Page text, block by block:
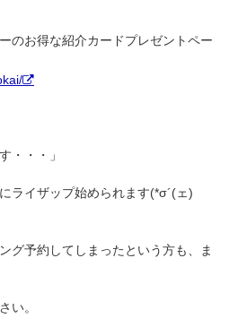
のお得な紹介カードプレゼントペー
・・・」
ライザップ始められます(*σ´(ェ)
グ予約してしまったという方も、ま
い。